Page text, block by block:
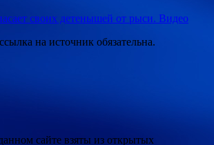
своих детенышей от рыси. Видео
на источник обязательна.
сайте взяты из открытых